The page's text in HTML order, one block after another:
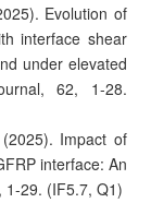
Evolution of
interface shear
under elevated
62, 1-28.
Impact of
interface: An
1-29. (IF5.7, Q1)